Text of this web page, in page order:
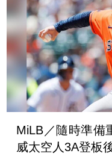
MiLB／隨時準備
威太空人3A登板